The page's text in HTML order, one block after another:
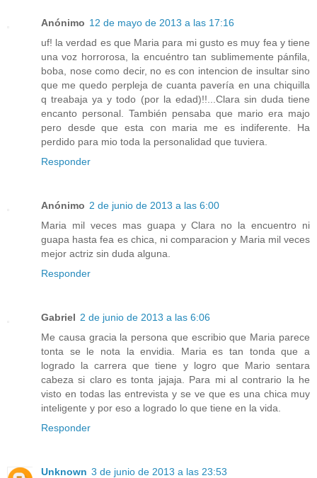
Anónimo 12 de mayo de 2013 a las 17:16
uf! la verdad es que Maria para mi gusto es muy fea y tiene
una voz horrorosa, la encuéntro tan sublimemente pánfila,
boba, nose como decir, no es con intencion de insultar sino
que me quedo perpleja de cuanta pavería en una chiquilla
q treabaja ya y todo (por la edad)!!...Clara sin duda tiene
encanto personal. También pensaba que mario era majo
pero desde que esta con maria me es indiferente. Ha
perdido para mio toda la personalidad que tuviera.
Responder
Anónimo 2 de junio de 2013 a las 6:00
Maria mil veces mas guapa y Clara no la encuentro ni
guapa hasta fea es chica, ni comparacion y Maria mil veces
mejor actriz sin duda alguna.
Responder
Gabriel 2 de junio de 2013 a las 6:06
Me causa gracia la persona que escribio que Maria parece
tonta se le nota la envidia. Maria es tan tonda que a
logrado la carrera que tiene y logro que Mario sentara
cabeza si claro es tonta jajaja. Para mi al contrario la he
visto en todas las entrevista y se ve que es una chica muy
inteligente y por eso a logrado lo que tiene en la vida.
Responder
Unknown 3 de junio de 2013 a las 23:53